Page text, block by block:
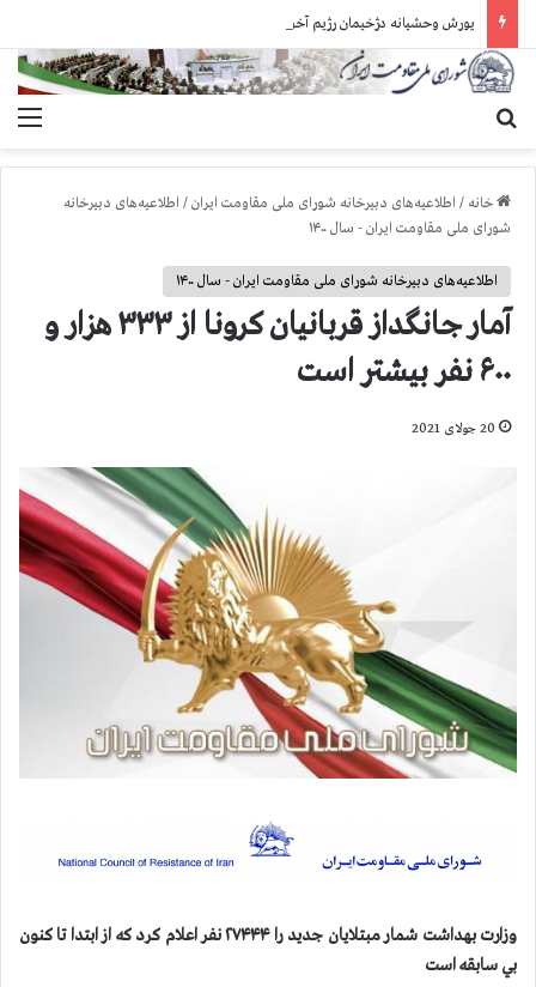
خانه / اطلاعیه‌های دبیرخانه شورای ملی مقاومت ایران/ اطلاعیه‌های دبیرخانه
شورای ملی مقاومت ایران - سال ۱۴۰۰
اطلاعیه‌های دبیرخانه شورای ملی مقاومت ایران - سال ۱۴۰۰
آمار جانگداز قربانيان كرونا از ۳۳۳ هزار و
۶۰۰ نفر بيشتر است
20 جولای 2021
وزارت بهداشت شمار مبتلايان جديد را۲۷۴۴۴نفر اعلام كرد كه از ابتدا تا كنون
بي سابقه است